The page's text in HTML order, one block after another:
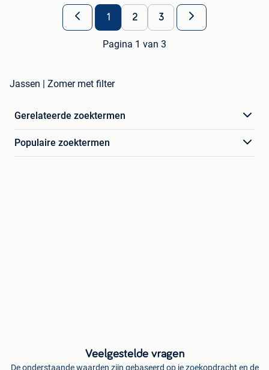
1 2 3
Pagina 1 van 3
Jassen | Zomer met filter
Gerelateerde zoektermen
Populaire zoektermen
Veelgestelde vragen
De onderstaande waarden zijn gebaseerd op je zoekopdracht en de